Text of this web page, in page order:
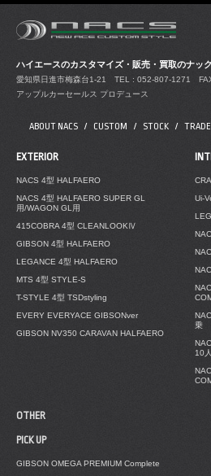
ハイエースのカスタマイズ・販売・買取のナッ
愛知県日進市梅森台1-21 TEL : 052-807-1271
アップルカーセールス プロデュース
ABOUT NACS CUSTOM STOCK
EXTERIOR
NACS 4型 HALFAERO
NACS 4型 HALFAERO SUPER GL
用/WAGON GL用
415COBRA 4型 CLEANLOOKⅣ
GIBSON 4型 HALFAERO
LEGANCE 4型 HALFAERO
MTS 4型 STYLE-S
T-STYLE 4型 TSDstyling
EVERY EVERYACE GIBSONver
GIBSON NV350 CARAVAN HALFAERO
Ui-
乗
10
OTHER
PICK UP
GIBSON OMEGA PREMIUM Complete